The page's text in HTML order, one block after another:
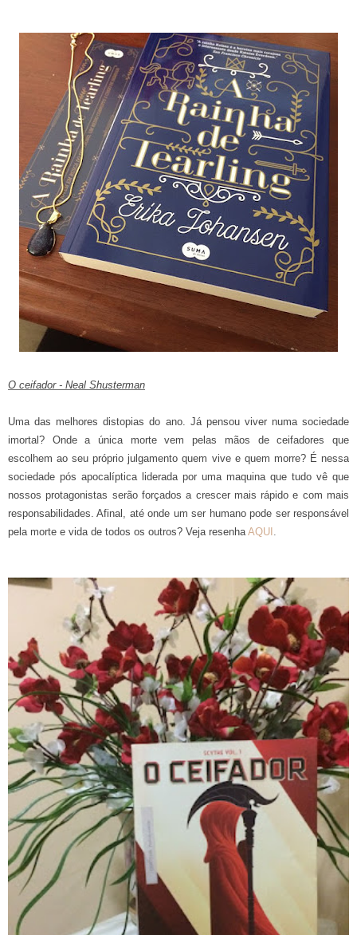
O ceifador - Neal Shusterman
Uma das melhores distopias do ano. Já pensou viver numa sociedade
imortal? Onde a única morte vem pelas mãos de ceifadores que
escolhem ao seu próprio julgamento quem vive e quem morre? É nessa
sociedade pós apocalíptica liderada por uma maquina que tudo vê que
nossos protagonistas serão forçados a crescer mais rápido e com mais
responsabilidades. Afinal, até onde um ser humano pode ser responsável
pela morte e vida de todos os outros? Veja resenha AQUI